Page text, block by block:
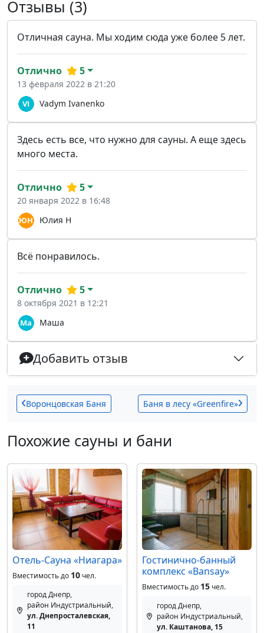
Отзывы (3)
Отличная сауна. Мы ходим сюда уже более 5 лет.
Vadym Ivanenko
Отлично 5
13 февраля 2022 в 21:20
Здесь есть все, что нужно для сауны. А еще здесь
много места.
Юлия Н
Отлично 5
20 января 2022 в 16:48
Всё понравилось.
Маша
Отлично 5
8 октября 2021 в 12:21
Добавить отзыв
Воронцовская Баня Баня в лесу «Greenfire»
Похожие сауны и бани
Отель-Сауна «Ниагара»
Вместимость до 10чел.
город Днепр,
район Индустриальный,
ул. Днепросталевская,
11
Гостинично-банный
комплекс «Bansay»
Вместимость до 15чел.
город Днепр,
район Индустриальный,
ул. Каштанова, 15